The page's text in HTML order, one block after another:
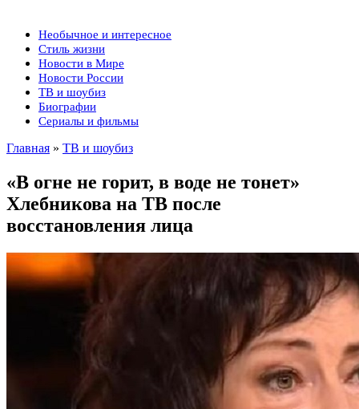
Необычное и интересное
Стиль жизни
Новости в Мире
Новости России
ТВ и шоубиз
Биографии
Сериалы и фильмы
Главная » ТВ и шоубиз
«В огне не горит, в воде не тонет»
Хлебникова на ТВ после
восстановления лица